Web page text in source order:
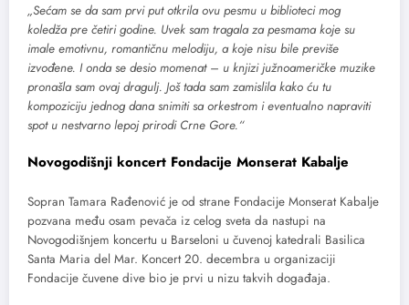
„Sećam se da sam prvi put otkrila ovu pesmu u biblioteci mog
koledža pre četiri godine. Uvek sam tragala za pesmama koje su
imale emotivnu, romantičnu melodiju, a koje nisu bile previše
izvođene. I onda se desio momenat – u knjizi južnoameričke muzike
pronašla sam ovaj dragulj. Još tada sam zamislila kako ću tu
kompoziciju jednog dana snimiti sa orkestrom i eventualno napraviti
spot u nestvarno lepoj prirodi Crne Gore.“
Novogodišnji koncert Fondacije Monserat Kabalje
Sopran Tamara Rađenović je od strane Fondacije Monserat Kabalje
pozvana među osam pevača iz celog sveta da nastupi na
Novogodišnjem koncertu u Barseloni u čuvenoj katedrali Basilica
Santa Maria del Mar. Koncert 20. decembra u organizaciji
Fondacije čuvene dive bio je prvi u nizu takvih događaja.